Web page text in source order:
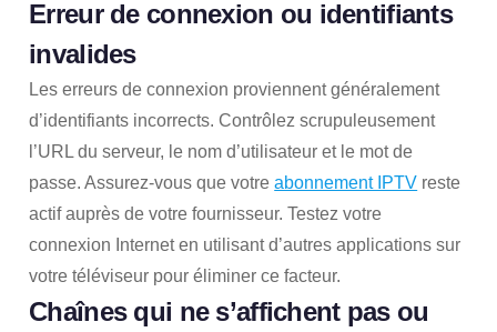
Erreur de connexion ou identifiants
invalides
Les erreurs de connexion proviennent généralement
d’identifiants incorrects. Contrôlez scrupuleusement
l’URL du serveur, le nom d’utilisateur et le mot de
passe. Assurez-vous que votreabonnement IPTV reste
actif auprès de votre fournisseur. Testez votre
connexion Internet en utilisant d’autres applications sur
votre téléviseur pour éliminer ce facteur.
Chaînes qui ne s’affichent pas ou